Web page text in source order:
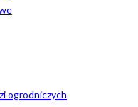
ogrodniczych